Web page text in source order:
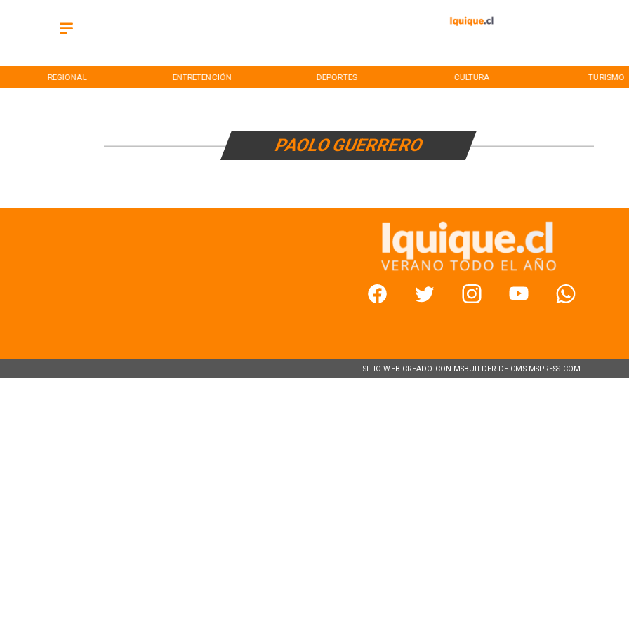
REGIONAL ENTRETENCIÓN DEPORTES CULTURA TURISMO
PAOLO GUERRERO
SITIO WEB CREADO CON MSBUILDER DE CMS-MSPRESS.COM